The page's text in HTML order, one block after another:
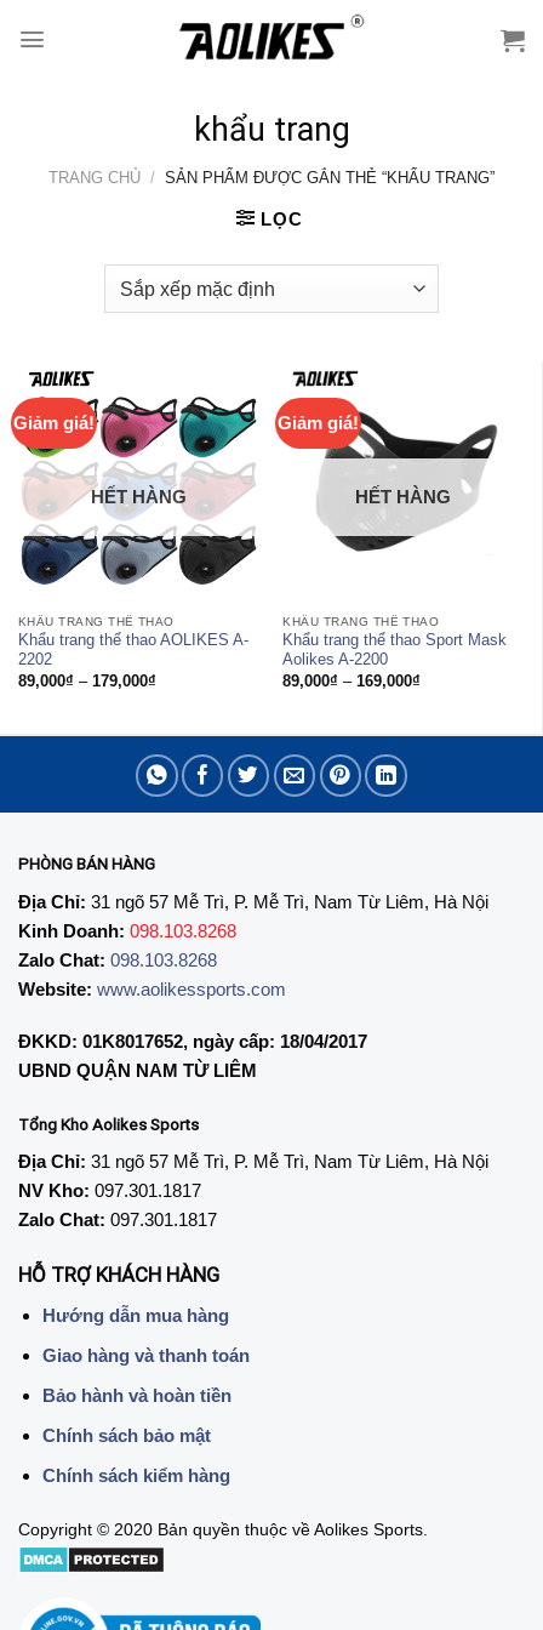
khẩu trang
TRANG CHỦ / SẢN PHẨM ĐƯỢC GẮN THẺ “KHẨU TRANG”
LỌC
Giảm giá!
HẾT HÀNG
KHẨU TRANG THỂ THAO
Khẩu trang thể thao AOLIKES A-
2202
89,000₫ – 179,000₫Khoảng
đến
179,000₫
Giảm giá!
HẾT HÀNG
KHẨU TRANG THỂ THAO
Khẩu trang thể thao Sport Mask
Aolikes A-2200
89,000₫ – 169,000₫
đến
PHÒNG BÁN HÀNG
Địa Chỉ: 31 ngõ 57 Mễ Trì, P. Mễ Trì, Nam Từ Liêm, Hà Nội
Kinh Doanh: 098.103.8268
Zalo Chat: 098.103.8268
Website: www.aolikessports.com
ĐKKD: 01K8017652, ngày cấp: 18/04/2017
UBND QUẬN NAM TỪ LIÊM
Tổng Kho Aolikes Sports
Địa Chỉ: 31 ngõ 57 Mễ Trì, P. Mễ Trì, Nam Từ Liêm, Hà Nội
NV Kho: 097.301.1817
Zalo Chat: 097.301.1817
HỖ TRỢ KHÁCH HÀNG
Hướng dẫn mua hàng
Giao hàng và thanh toán
Bảo hành và hoàn tiền
Chính sách bảo mật
Chính sách kiểm hàng
Copyright © 2020 Bản quyền thuộc về Aolikes Sports.